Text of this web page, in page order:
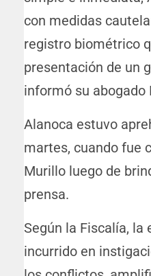
con medidas
registro biométrico
presentación de un
informó su abogado
Alanoca estuvo
martes, cuando fue
Murillo luego de
prensa.
Según la Fiscalía, la
incurrido en